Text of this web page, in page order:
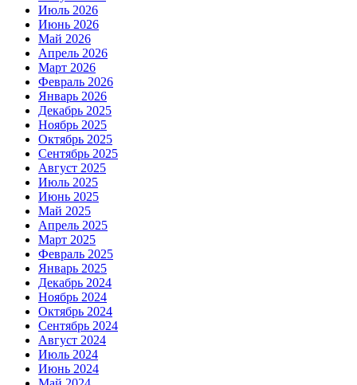
Июль 2026
Июнь 2026
Май 2026
Апрель 2026
Март 2026
Февраль 2026
Январь 2026
Декабрь 2025
Ноябрь 2025
Октябрь 2025
Сентябрь 2025
Август 2025
Июль 2025
Июнь 2025
Май 2025
Апрель 2025
Март 2025
Февраль 2025
Январь 2025
Декабрь 2024
Ноябрь 2024
Октябрь 2024
Сентябрь 2024
Август 2024
Июль 2024
Июнь 2024